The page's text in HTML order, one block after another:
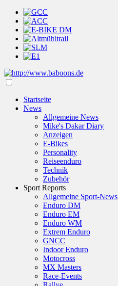
Startseite
News
Allgemeine News
Mike's Dakar Diary
Anzeigen
E-Bikes
Personality
Reiseenduro
Technik
Zubehör
Sport Reports
Allgemeine Sport-News
Enduro DM
Enduro EM
Enduro WM
Extrem Enduro
GNCC
Indoor Enduro
Motocross
MX Masters
Race-Events